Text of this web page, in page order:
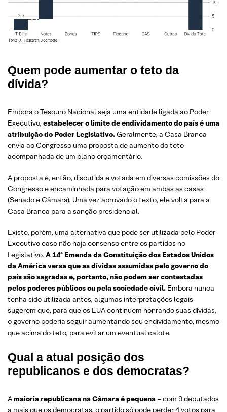
Quem pode aumentar o teto da
dívida?
Embora o Tesouro Nacional seja uma entidade ligada ao Poder
Executivo, estabelecer o limite de endividamento do país é uma
atribuição do Poder Legislativo.Geralmente, a Casa Branca
envia ao Congresso uma proposta de aumento do teto
acompanhada de um plano orçamentário.
A proposta é, então, discutida e votada em diversas comissões do
Congresso e encaminhada para votação em ambas as casas
(Senado e Câmara). Uma vez aprovado o texto, ele volta para a
Casa Branca para a sanção presidencial.
Existe, porém, uma alternativa que pode ser utilizada pelo Poder
Executivo caso não haja consenso entre os partidos no
Legislativo. A 14ª Emenda da Constituição dos Estados Unidos
da América versa que as dívidas assumidas pelo governo do
país são sagradas e, portanto, não podem ser contestadas
pelos poderes públicos ou pela sociedade civil. Embora nunca
tenha sido utilizada antes, algumas interpretações legais
sugerem que, para que os EUA continuem honrando suas dívidas,
o governo poderia seguir aumentando seu endividamento, mesmo
que acima do teto, para evitar um eventual calote.
Qual a atual posição dos
republicanos e dos democratas?
Amaioria republicana na Câmara é pequena – com 9 deputados
a mais que os democratas, o partido só pode perder 4 votos para